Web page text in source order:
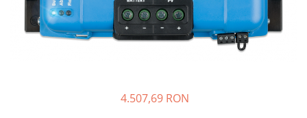
4.507,69 RON